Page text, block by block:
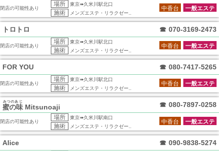
閉店の可能性あり
場所 東京➠久米川駅北口
施術 メンズエステ・リラクゼー..
一般エステ
中香台
トロトロ ☎ 070-3169-2473
閉店の可能性あり
場所 東京➠久米川駅北口
施術 メンズエステ・リラクゼー..
一般エステ
中香台
FOR YOU ☎ 080-7417-5265
閉店の可能性あり
場所 東京➠久米川駅北口
施術 メンズエステ・リラクゼー..
一般エステ
中香台
蜜の味
みつのあじ
Mitsunoaji ☎ 080-7897-0258
閉店の可能性あり
場所 東京➠久米川駅南口
施術 メンズエステ・リラクゼー..
一般エステ
中香台
Alice ☎ 090-9838-5274